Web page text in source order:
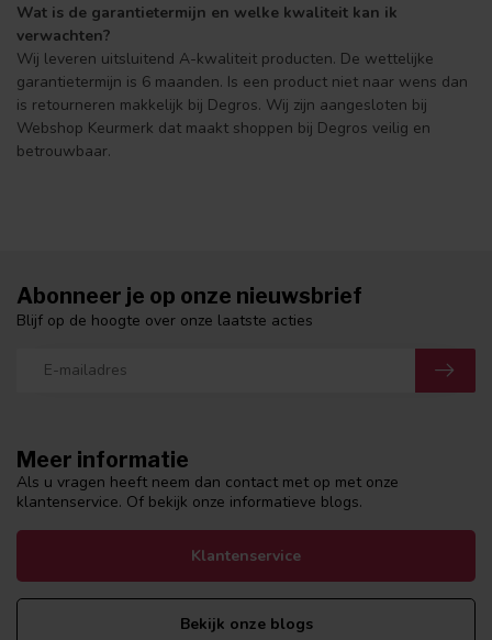
Wat is de garantietermijn en welke kwaliteit kan ik
verwachten?
Wij leveren uitsluitend A-kwaliteit producten. De wettelijke
garantietermijn is 6 maanden. Is een product niet naar wens dan
is retourneren makkelijk bij Degros. Wij zijn aangesloten bij
Webshop Keurmerk dat maakt shoppen bij Degros veilig en
betrouwbaar.
Meer informatie
Als u vragen heeft neem dan contact met op met onze
klantenservice. Of bekijk onze informatieve blogs.
Klantenservice
Bekijk onze blogs
Abonneer je op onze nieuwsbrief
Blijf op de hoogte over onze laatste acties